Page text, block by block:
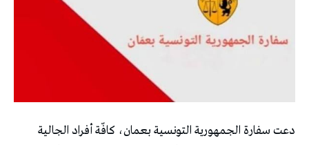
دعت سفارة الجمهورية التونسية بعمان، كافّة أفراد الجالية